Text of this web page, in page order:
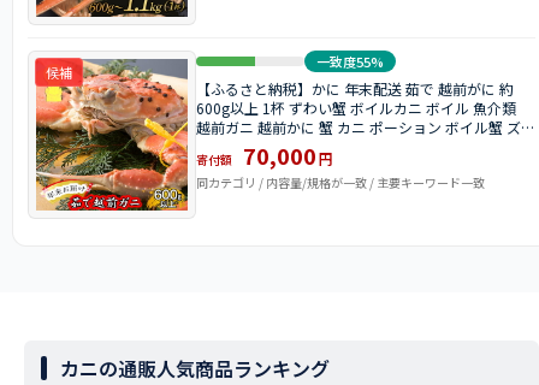
候補
一致度55%
【ふるさと納税】かに 年末配送 茹で 越前がに 約
600g以上 1杯 ずわい蟹 ボイルカニ ボイル 魚介類
越前ガニ 越前かに 蟹 カニ ポーション ボイル蟹 ズワ
イガニ お届け：2026年12月28日～30日
寄付額 70,000円
同カテゴリ / 内容量/規格が一致 / 主要キーワード一致
カニの通販人気商品ランキング